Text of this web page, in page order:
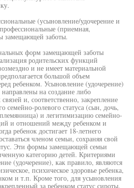
(усыновление/удочерение и
(приемная,
замещающей заботы.
форм замещающей заботы
родительских функций
и не имеет материальной
большой объем
ребенком. Усыновление (удочерение)
на создание либо
и, соответственно, закрепление
семейно-ролевого статуса (сын, дочь,
и легитимизацию семейно-
и отношений между ребенком и
ребенок достигает 18-летнего
членом семьи, сохраняя свой
Эти формы замещающей семьи
категорию детей. Критериями
(удочерение), как правило, являются
психическое здоровье ребенка,
и т.п. Кроме того, для усыновления
за ребенком статус сироты.